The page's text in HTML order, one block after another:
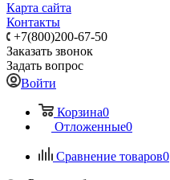
Карта сайта
Контакты
+7(800)200-67-50
Заказать звонок
Задать вопрос
Войти
Корзина0
Отложенные0
Сравнение товаров0